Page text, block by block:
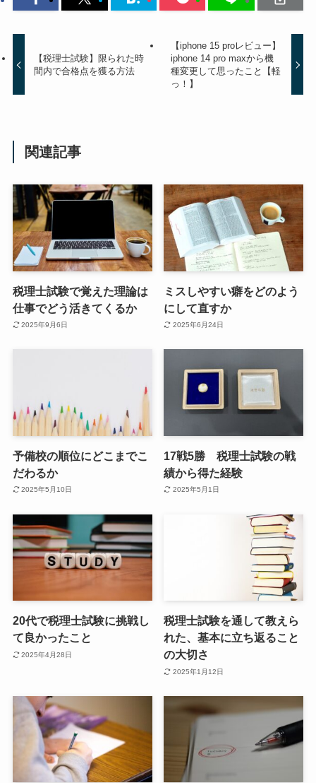
【税理士試験】限られた時
間内で合格点を獲る方法
【iphone 15 proレビュー】
iphone 14 pro maxから機
種変更して思ったこと【軽
っ！】
関連記事
税理士試験で覚えた理論は
仕事でどう活きてくるか
2025年9月6日
ミスしやすい癖をどのよう
にして直すか
2025年6月24日
予備校の順位にどこまでこ
だわるか
2025年5月10日
17戦5勝 税理士試験の戦
績から得た経験
2025年5月1日
20代で税理士試験に挑戦し
て良かったこと
2025年4月28日
税理士試験を通して教えら
れた、基本に立ち返ること
の大切さ
2025年1月12日